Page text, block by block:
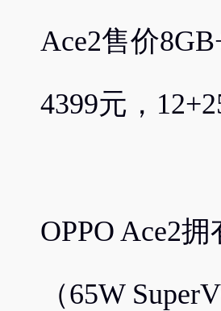
Ace2售价
4399元，
OPPO Ace2
（65W